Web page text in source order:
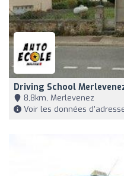
Driving School
8,8km, Merlevenez
Voir les données